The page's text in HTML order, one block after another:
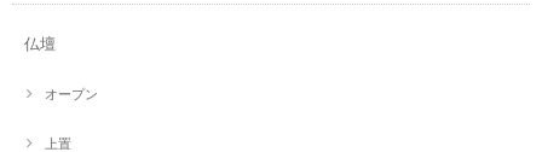
仏壇
オープン
上置